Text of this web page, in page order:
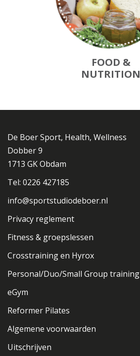
FOOD &
NUTRITION
De Boer Sport, Health, Wellness
Dobber 9
1713 GK Obdam
Tel: 0226 427185
info@sportstudiodeboer.nl
Privacy reglement
Fitness & groepslessen
Crosstraining en Hyrox
Personal/Duo/Small Group training
eGym
Reformer Pilates
Algemene voorwaarden
Uitschrijven